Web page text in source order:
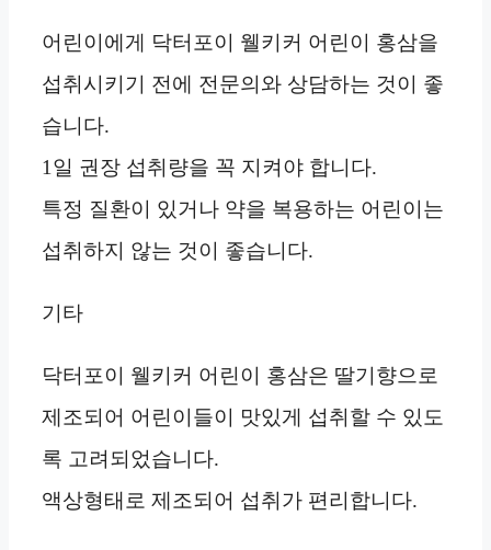
어린이에게 닥터포이 웰키커 어린이 홍삼을
섭취시키기 전에 전문의와 상담하는 것이 좋
습니다.
1일 권장 섭취량을 꼭 지켜야 합니다.
특정 질환이 있거나 약을 복용하는 어린이는
섭취하지 않는 것이 좋습니다.
기타
닥터포이 웰키커 어린이 홍삼은 딸기향으로
제조되어 어린이들이 맛있게 섭취할 수 있도
록 고려되었습니다.
액상형태로 제조되어 섭취가 편리합니다.